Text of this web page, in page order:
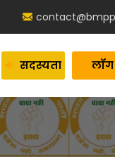
सदस्यता